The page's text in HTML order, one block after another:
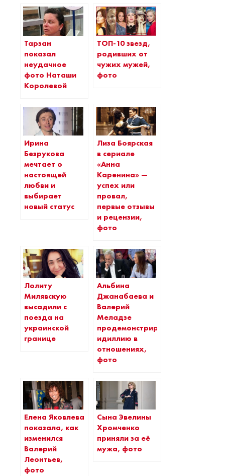
Тарзан
показал
неудачное
фото Наташи
Королевой
ТОП-10 звезд,
родивших от
чужих мужей,
фото
Ирина
Безрукова
мечтает о
настоящей
любви и
выбирает
новый статус
Лиза Боярская
в сериале
«Анна
Каренина» —
успех или
провал,
первые отзывы
и рецензии,
фото
Лолиту
Милявскую
высадили с
поезда на
украинской
границе
Альбина
Джанабаева и
Валерий
Меладзе
продемонстрировали
идиллию в
отношениях,
фото
Елена Яковлева
показала, как
изменился
Валерий
Леонтьев,
фото
Сына Эвелины
Хромченко
приняли за её
мужа, фото